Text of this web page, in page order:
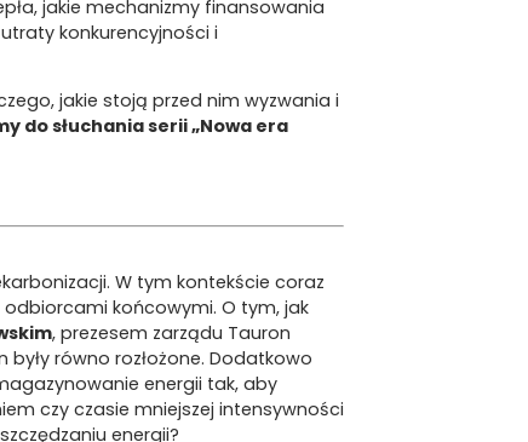
jakie mechanizmy finansowania
konkurencyjności i
jakie stoją przed nim wyzwania i
do słuchania serii „Nowa era
W tym kontekście coraz
końcowymi. O tym, jak
, prezesem zarządu Tauron
równo rozłożone. Dodatkowo
energii tak, aby
czy czasie mniejszej intensywności
energii?